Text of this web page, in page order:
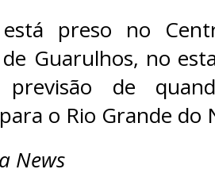
preso no
Guarulhos, no
de
o Rio Grande do
News